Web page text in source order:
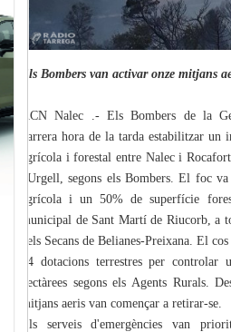
Els Bombers van activar onze mitjans
ACN Nalec .- Els Bombers de la
darrera hora de la tarda estabilitzar un
agrícola i forestal entre Nalec i
l'Urgell, segons els Bombers. El foc
agrícola i un 50% de superfície
municipal de Sant Martí de Riucorb, a
dels Secans de Belianes-Preixana. El
24 dotacions terrestres per
hectàrees segons els Agents Rurals.
mitjans aeris van començar a retirar-se.
Els serveis d'emergències van